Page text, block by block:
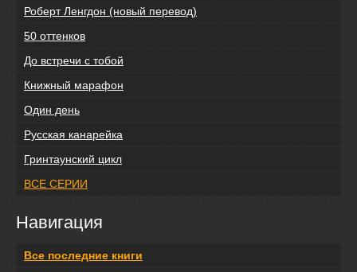
Роберт Ленгдон (новый перевод)
50 оттенков
До встречи с тобой
Книжный марафон
Один день
Русская канарейка
Гринтаунский цикл
ВСЕ СЕРИИ
Навигация
Все последние книги